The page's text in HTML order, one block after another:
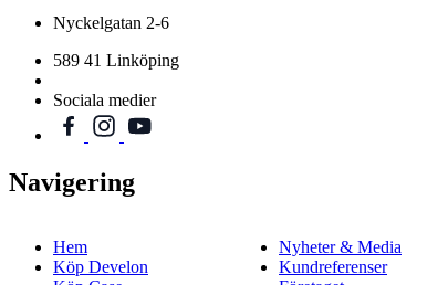
Nyckelgatan 2-6
589 41 Linköping
Sociala medier
Navigering
Hem
Köp Develon
Nyheter & Media
Kundreferenser